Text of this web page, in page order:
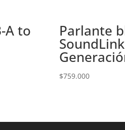
A to Parlante
$759.000